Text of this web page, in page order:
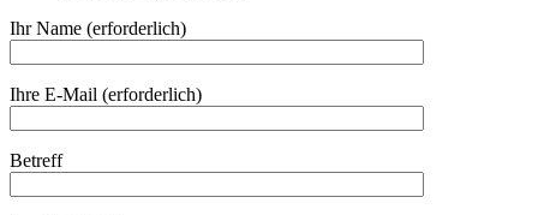
Ihr Name (erforderlich)
Ihre E-Mail (erforderlich)
Betreff